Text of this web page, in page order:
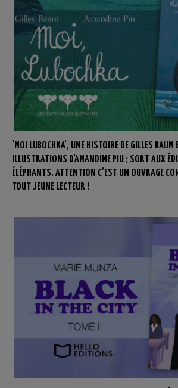
‘MOI LUBOCHKA’, UNE HISTOIRE DE GILLES BAUM
ILLUSTRATIONS D’AMANDINE PIU ; SORT AUX
ÉLÉPHANTS. ATTENTION C’EST UN OUVRAGE
TOUT JEUNE LECTEUR !